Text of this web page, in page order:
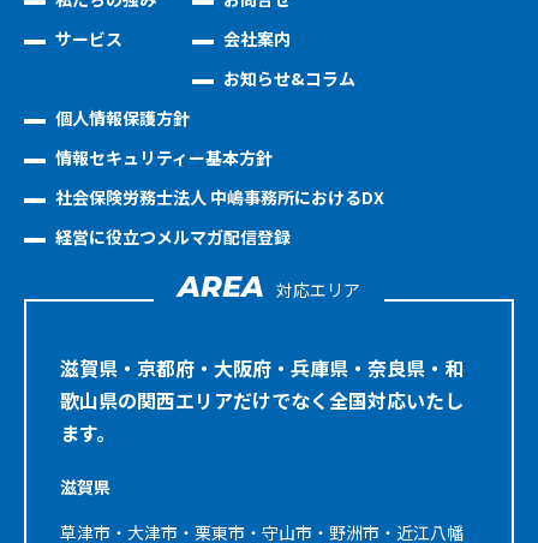
サービス
会社案内
お知らせ&コラム
個人情報保護方針
情報セキュリティー基本方針
社会保険労務士法人 中嶋事務所におけるDX
経営に役立つメルマガ配信登録
AREA 対応エリア
滋賀県・京都府・大阪府・兵庫県・奈良県・和
歌山県の関西エリアだけでなく全国対応いたし
ます。
滋賀県
草津市・大津市・栗東市・守山市・野洲市・近江八幡